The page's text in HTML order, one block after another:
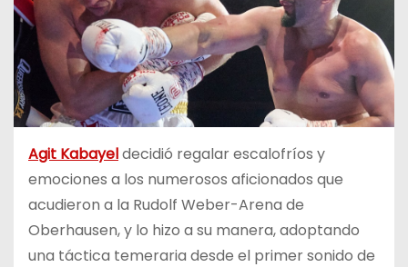
Agit Kabayeldecidió regalar escalofríos y
emociones a los numerosos aficionados que
acudieron a la Rudolf Weber-Arena de
Oberhausen, y lo hizo a su manera, adoptando
una táctica temeraria desde el primer sonido de